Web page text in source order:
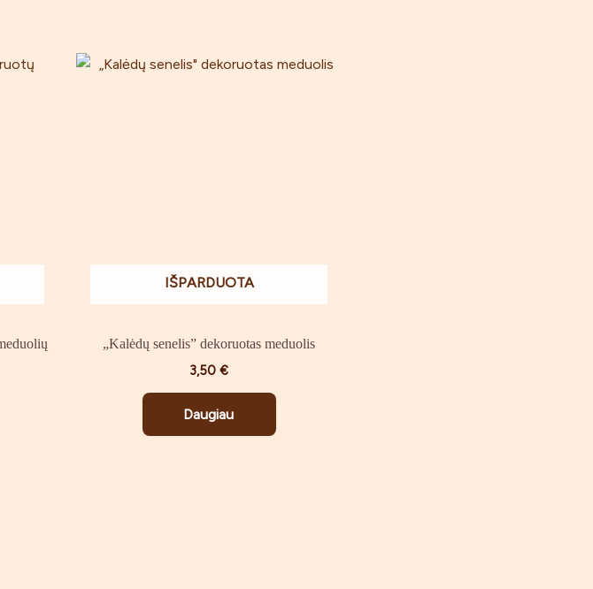
IŠPARDUOTA
„Kalėdų senelis” dekoruotas meduolis
3,50 €
Daugiau